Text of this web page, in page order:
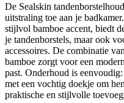
De Sealskin
uitstraling toe aan je
stijlvol bamboe accent, biedt
je tandenborstels, maar ook
accessoires. De combinatie
bamboe zorgt voor een
past. Onderhoud is
met een vochtig doekje om
praktische en stijlvolle